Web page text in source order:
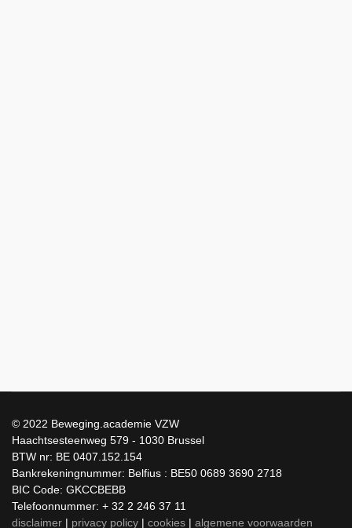
© 2022 Beweging.academie VZW
Haachtsesteenweg 579 - 1030 Brussel
BTW nr: BE 0407.152.154
Bankrekeningnummer: Belfius : BE50 0689 3690 2718
BIC Code: GKCCBEBB
Telefoonnummer: + 32 2 246 37 11
disclaimer | privacy policy | cookies | algemene voorwaarden